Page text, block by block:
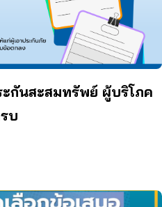
กันสะสมทรัพย์ ผู้บริโภค
บ